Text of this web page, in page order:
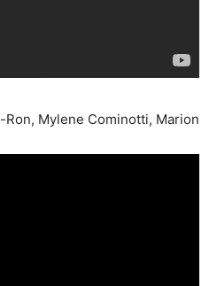
Ron, Mylene Cominotti, Marion